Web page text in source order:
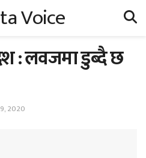
: लवजमा डुब्दै छ
2020